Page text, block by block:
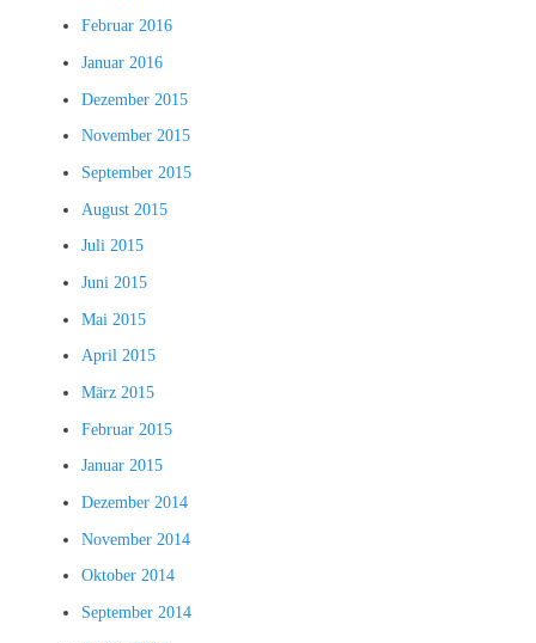
Februar 2016
Januar 2016
Dezember 2015
November 2015
September 2015
August 2015
Juli 2015
Juni 2015
Mai 2015
April 2015
März 2015
Februar 2015
Januar 2015
Dezember 2014
November 2014
Oktober 2014
September 2014